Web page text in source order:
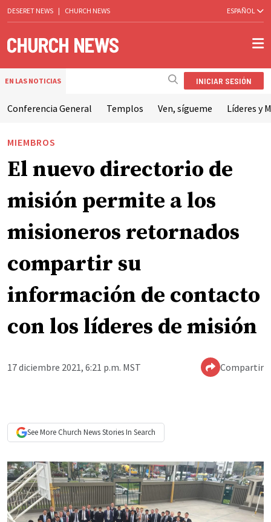
DESERET NEWS | CHURCH NEWS ESPAÑOL
EN LAS NOTICIAS INICIAR SESIÓN
Conferencia General Templos Ven, sígueme Líderes y
MIEMBROS
El nuevo directorio de
misión permite a los
misioneros retornados
compartir su
información de contacto
con los líderes de misión
17 diciembre 2021, 6:21 p.m. MST Compartir
See More Church NewsStories In Search